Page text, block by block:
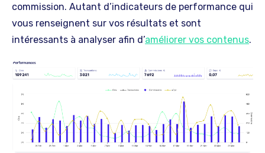
commission. Autant d’indicateurs de performance qui
vous renseignent sur vos résultats et sont
intéressants à analyser afin d’améliorer vos contenus.